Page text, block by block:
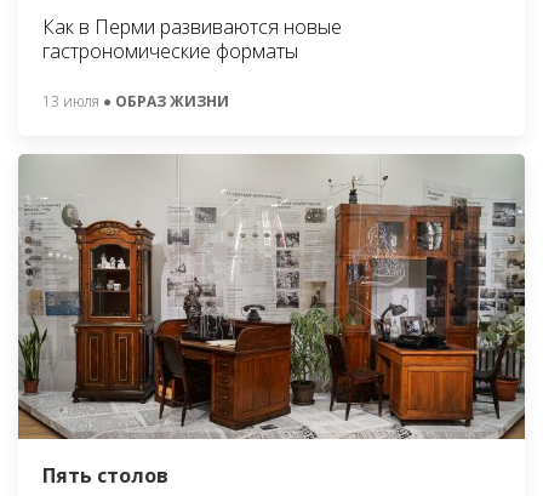
Как в Перми развиваются новые
гастрономические форматы
13 июля ● ОБРАЗ ЖИЗНИ
Пять столов